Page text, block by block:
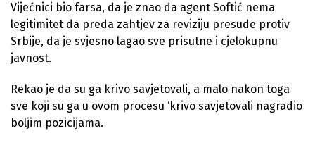
Vijećnici bio farsa, da je znao da agent Softić nema
legitimitet da preda zahtjev za reviziju presude protiv
Srbije, da je svjesno lagao sve prisutne i cjelokupnu
javnost.
Rekao je da su ga krivo savjetovali, a malo nakon toga
sve koji su ga u ovom procesu ‘krivo savjetovali nagradio
boljim pozicijama.